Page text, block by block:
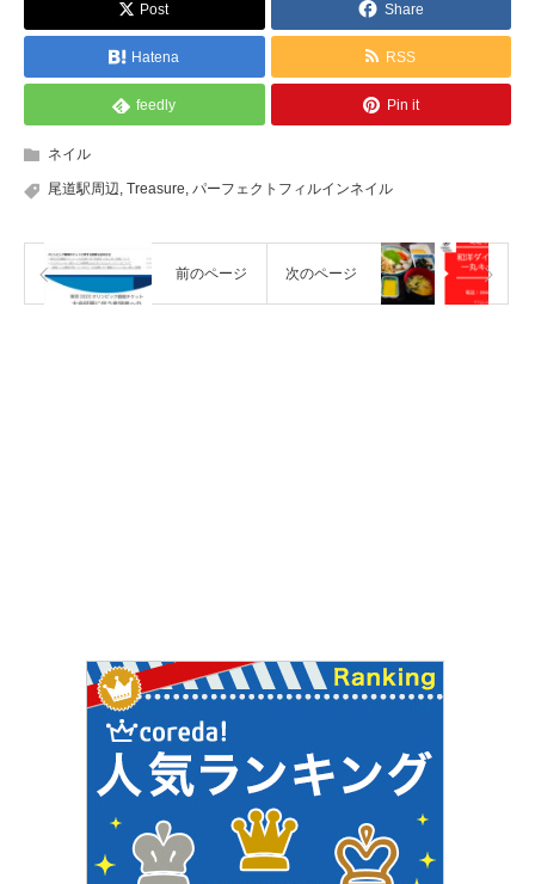
Post Share
Hatena RSS
feedly Pin it
ネイル
尾道駅周辺, Treasure, パーフェクトフィルインネイル
前のページ 次のページ